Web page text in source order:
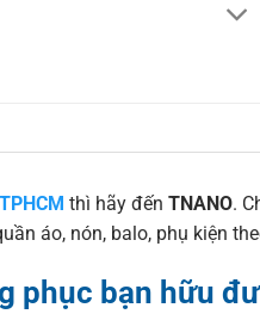
thì hãy đến TNANO.
áo, nón, balo, phụ kiện
phục bạn hữu